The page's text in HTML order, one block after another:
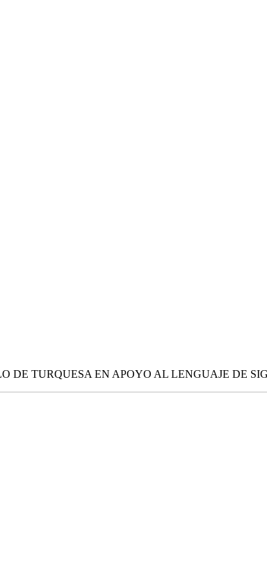
DE TURQUESA EN APOYO AL LENGUAJE DE